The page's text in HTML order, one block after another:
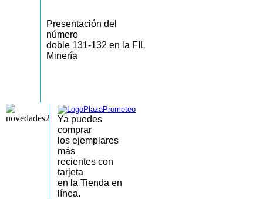
Presentación del
número
doble 131-132 en la FIL
Minería
Ya puedes
comprar
los ejemplares
más
recientes con
tarjeta
en la Tienda en
línea.